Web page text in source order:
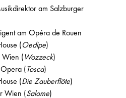
am Salzburger
am Opéra de Rouen
(Oedipe)
Wien (Wozzeck)
(Tosca)
(Die Zauberflöte)
Wien (Salome)